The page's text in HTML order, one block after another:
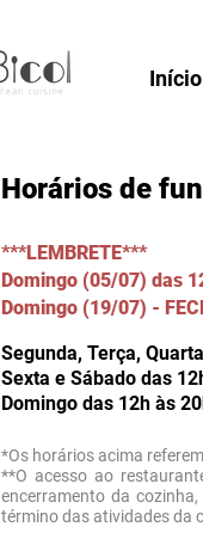
Início
Horários de
***LEMBRETE***
Domingo (05/07) das
Domingo (19/07) -
Segunda, Terça,
Sexta e Sábado das
Domingo das 12h às
*Os horários acima
**O acesso ao
encerramento da
término das atividades da